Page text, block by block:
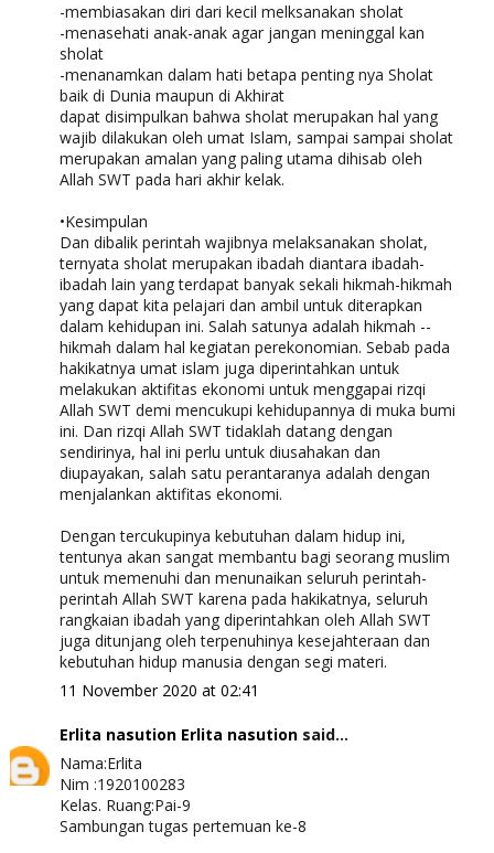
-membiasakan diri dari kecil melksanakan sholat
-menasehati anak-anak agar jangan meninggal kan
sholat
-menanamkan dalam hati betapa penting nya Sholat
baik di Dunia maupun di Akhirat
dapat disimpulkan bahwa sholat merupakan hal yang
wajib dilakukan oleh umat Islam, sampai sampai sholat
merupakan amalan yang paling utama dihisab oleh
Allah SWT pada hari akhir kelak.
•Kesimpulan
Dan dibalik perintah wajibnya melaksanakan sholat,
ternyata sholat merupakan ibadah diantara ibadah-
ibadah lain yang terdapat banyak sekali hikmah-hikmah
yang dapat kita pelajari dan ambil untuk diterapkan
dalam kehidupan ini. Salah satunya adalah hikmah --
hikmah dalam hal kegiatan perekonomian. Sebab pada
hakikatnya umat islam juga diperintahkan untuk
melakukan aktifitas ekonomi untuk menggapai rizqi
Allah SWT demi mencukupi kehidupannya di muka bumi
ini. Dan rizqi Allah SWT tidaklah datang dengan
sendirinya, hal ini perlu untuk diusahakan dan
diupayakan, salah satu perantaranya adalah dengan
menjalankan aktifitas ekonomi.
Dengan tercukupinya kebutuhan dalam hidup ini,
tentunya akan sangat membantu bagi seorang muslim
untuk memenuhi dan menunaikan seluruh perintah-
perintah Allah SWT karena pada hakikatnya, seluruh
rangkaian ibadah yang diperintahkan oleh Allah SWT
juga ditunjang oleh terpenuhinya kesejahteraan dan
kebutuhan hidup manusia dengan segi materi.
11 November 2020 at 02:41
Erlita nasution Erlita nasutionsaid...
Nama:Erlita
Nim :1920100283
Kelas. Ruang:Pai-9
Sambungan tugas pertemuan ke-8